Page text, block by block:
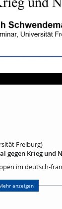
Freiburg)
gegen Krieg und
im deutsch-
Friedrich
Während des
anzeigen